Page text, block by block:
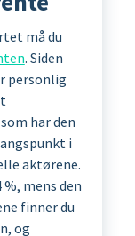
må du
. Siden
personlig
har den
i
aktørene.
mens den
finner du
og